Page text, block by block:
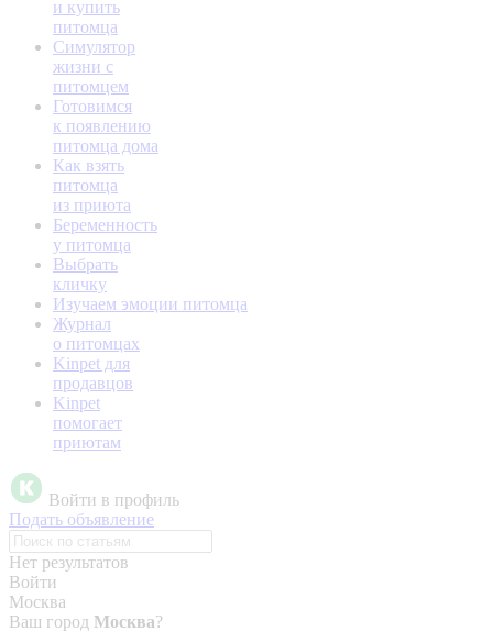
и купить
питомца
Симулятор
жизни с
питомцем
Готовимся
к появлению
питомца дома
Как взять
питомца
из приюта
Беременность
у питомца
Выбрать
кличку
Изучаем эмоции питомца
Журнал
о питомцах
Kinpet для
продавцов
Kinpet
помогает
приютам
Войти в профиль
Подать объявление
Нет результатов
Войти
Москва
Ваш город Москва?